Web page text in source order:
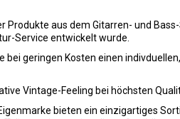
Produkte aus dem Gitarren- und
Service entwickelt wurde.
bei geringen Kosten einen
Vintage-Feeling bei höchsten
bieten ein einzigartiges